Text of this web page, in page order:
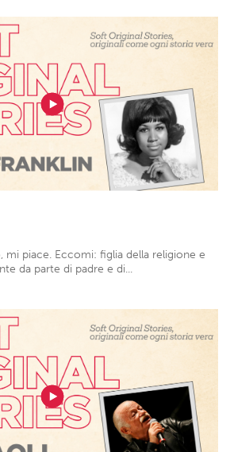
mi piace. Eccomi: figlia della religione e
da parte di padre e di...